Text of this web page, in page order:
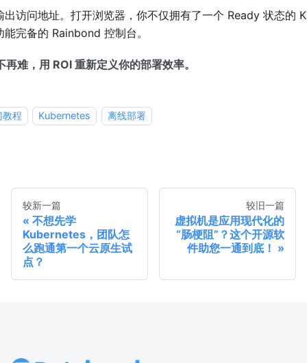
出访问地址。打开浏览器，你不仅拥有了一个 Ready 状态的
完备的 Rainbond 控制台。
再难，用 ROI 重新定义你的部署效率。
教程 Kubernetes 离线部署
较新一篇
不想先学
Kubernetes，团队怎
么跑通第一个云原生试
点？
较旧一篇
虚拟机是应用现代化的
“肠梗阻”？这个开源软
件助您一通到底！